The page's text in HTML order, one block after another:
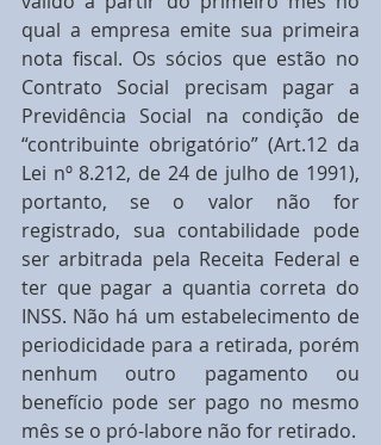
qual a empresa emite sua primeira
nota fiscal. Os sócios que estão no
Contrato Social precisam pagar a
Previdência Social na condição de
“contribuinte obrigatório” (Art.12 da
Lei nº 8.212, de 24 de julho de 1991),
portanto, se o valor não for
registrado, sua contabilidade pode
ser arbitrada pela Receita Federal e
ter que pagar a quantia correta do
INSS. Não há um estabelecimento de
periodicidade para a retirada, porém
nenhum outro pagamento ou
benefício pode ser pago no mesmo
mês se o pró-labore não for retirado.